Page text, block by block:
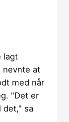
lagt
nevnte at
med når
"Det er
det," sa